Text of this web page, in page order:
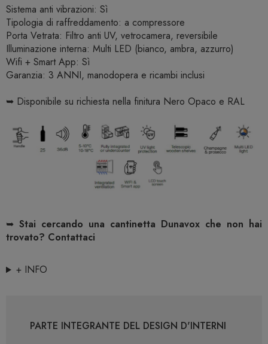
Sistema anti vibrazioni: Sì
Tipologia di raffreddamento: a compressore
Porta Vetrata: Filtro anti UV, vetrocamera, reversibile
Illuminazione interna: Multi LED (bianco, ambra, azzurro)
Wifi + Smart App: Sì
Garanzia: 3 ANNI, manodopera e ricambi inclusi
➥ Disponibile su richiesta nella finitura Nero Opaco e RAL
➥ Stai cercando una cantinetta Dunavox che non hai
trovato? Contattaci
+ INFO
PARTE INTEGRANTE DEL DESIGN D'INTERNI